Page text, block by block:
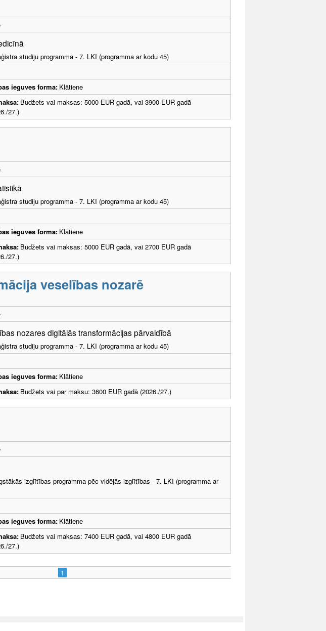
studiju programma - 7. LKI (programma ar kodu 45)
ieguves forma: Klātiene
Budžets vai maksas: 5000 EUR gadā, vai 3900 EUR gadā
27.)
studiju programma - 7. LKI (programma ar kodu 45)
ieguves forma: Klātiene
Budžets vai maksas: 5000 EUR gadā, vai 2700 EUR gadā
27.)
veselības nozarē
nozares digitālās transformācijas pārvaldībā
studiju programma - 7. LKI (programma ar kodu 45)
ieguves forma: Klātiene
Budžets vai par maksu: 3600 EUR gadā (2026./27.)
izglītības programma pēc vidējās izglītības - 7. LKI (programma ar
ieguves forma: Klātiene
Budžets vai maksas: 7400 EUR gadā, vai 4800 EUR gadā
27.)
1